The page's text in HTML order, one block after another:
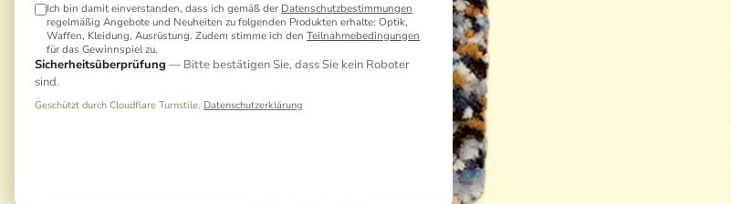
Ich bin damit einverstanden, dass ich gemäß der Datenschutzbestimmungen
regelmäßig Angebote und Neuheiten zu folgenden Produkten erhalte: Optik,
Waffen, Kleidung, Ausrüstung. Zudem stimme ich den Teilnahmebedingungen
für das Gewinnspiel zu.
Sicherheitsüberprüfung — Bitte bestätigen Sie, dass Sie kein Roboter
sind.
Geschützt durch Cloudflare Turnstile. Datenschutzerklärung